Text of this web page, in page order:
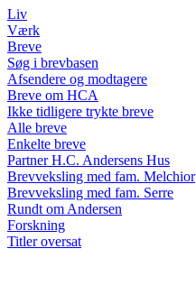
Liv
Værk
Breve
Søg i brevbasen
Afsendere og modtagere
Breve om HCA
Ikke tidligere trykte breve
Alle breve
Enkelte breve
Partner H.C. Andersens Hus
Brevveksling med fam. Melchior
Brevveksling med fam. Serre
Rundt om Andersen
Forskning
Titler oversat